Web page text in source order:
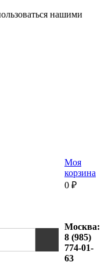
нашими
Моя
корзина
0 ₽
Москва:
8 (985)
774-01-
63